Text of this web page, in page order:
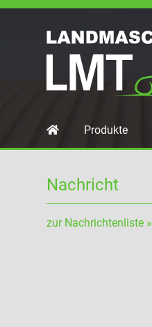
NavigationProdukte
Nachricht
zur Nachrichtenliste »